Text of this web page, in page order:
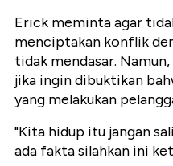
Erick meminta agar
menciptakan konflik
tidak mendasar.
jika ingin dibuktikan
yang melakukan
"Kita hidup itu jangan
ada fakta silahkan ini